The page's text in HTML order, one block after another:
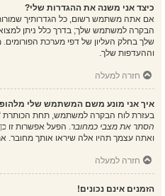
כיצד אני משנה את ההגדרות שלי?
אם אתה משתמש רשום, כל הגדרותיך
הבקרה למשתמש שלך; בדרך כלל ניתן
שלך בחלק העליון של דפי מערכת
וההעדפות שלך.
חזרה למעלה
איך אני מונע משם המשתמש שלי
בעזרת לוח הבקרה למשתמש, תחת הכותרת
הסתר את מצבי כמחובר. הפעל אפשרות זו כן
ואתה עצמך תהיו אלה שיראו אותך
חזרה למעלה
הזמנים אינם נכונים!